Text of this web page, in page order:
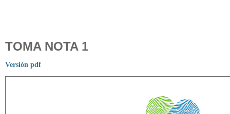
TOMA NOTA 1
Versión pdf